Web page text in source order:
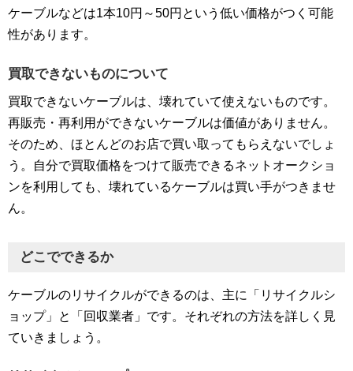
ケーブルなどは1本10円～50円という低い価格がつく可能
性があります。
買取できないものについて
買取できないケーブルは、壊れていて使えないものです。
再販売・再利用ができないケーブルは価値がありません。
そのため、ほとんどのお店で買い取ってもらえないでしょ
う。自分で買取価格をつけて販売できるネットオークショ
ンを利用しても、壊れているケーブルは買い手がつきませ
ん。
どこでできるか
ケーブルのリサイクルができるのは、主に「リサイクルシ
ョップ」と「回収業者」です。それぞれの方法を詳しく見
ていきましょう。